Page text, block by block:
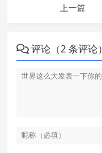
上一篇
评论（2 条评论）